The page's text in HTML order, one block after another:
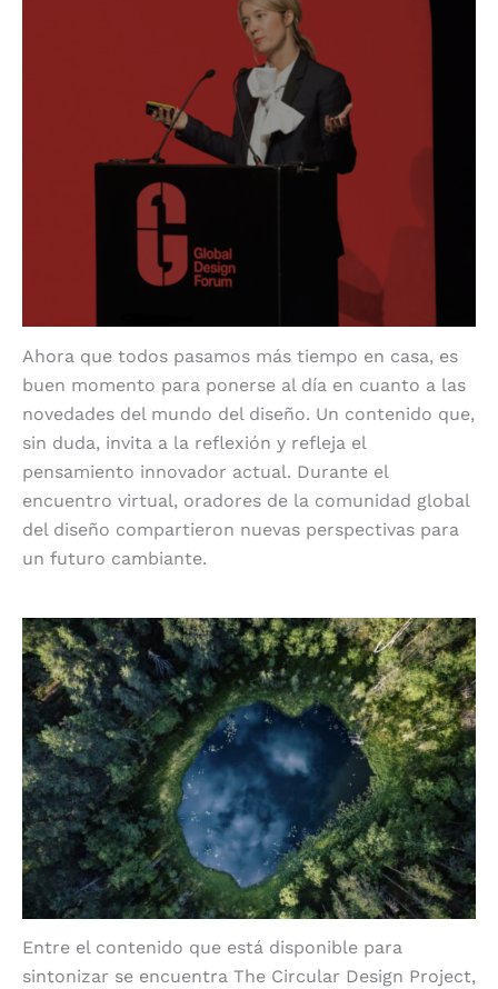
Ahora que todos pasamos más tiempo en casa, es
buen momento para ponerse al día en cuanto a las
novedades del mundo del diseño. Un contenido que,
sin duda, invita a la reflexión y refleja el
pensamiento innovador actual. Durante el
encuentro virtual, oradores de la comunidad global
del diseño compartieron nuevas perspectivas para
un futuro cambiante.
Entre el contenido que está disponible para
sintonizar se encuentra The Circular Design Project,